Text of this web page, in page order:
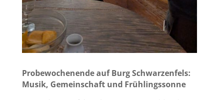
Probewochenende auf Burg Schwarzenfels:
Musik, Gemeinschaft und Frühlingssonne